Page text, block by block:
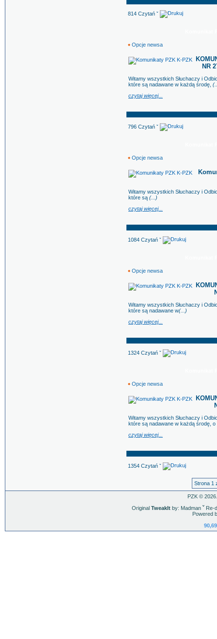
814 Czytań ˇ
Opcje newsa
NR
Witamy wszystkich Słuchaczy i
które są nadawane w każdą środę,
czytaj więcej...
796 Czytań ˇ
Opcje newsa
Witamy wszystkich Słuchaczy i
które są (...)
czytaj więcej...
1084 Czytań ˇ
Opcje newsa
Witamy wszystkich Słuchaczy i
które są nadawane w(...)
czytaj więcej...
1324 Czytań ˇ
Opcje newsa
Witamy wszystkich Słuchaczy i
które są nadawane w każdą środę, o
czytaj więcej...
1354 Czytań ˇ
Strona 1
PZK ©
Original TweakItby: Madman ˇRe-
Powered